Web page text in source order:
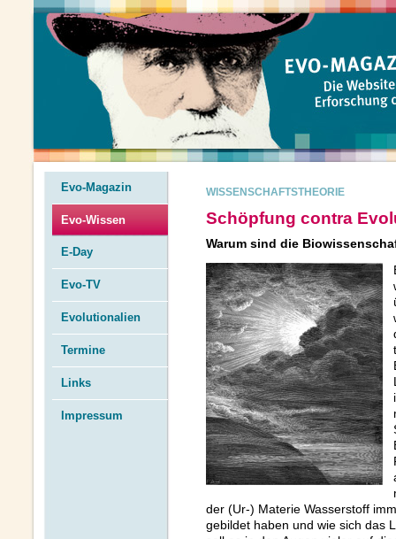
Evo-Magazin
Evo-Wissen
E-Day
Evo-TV
Evolutionalien
Termine
Links
Impressum
WISSENSCHAFTSTHEORIE
Schöpfung contra
Warum sind die
der (Ur-) Materie Wasserstoff
gebildet haben und wie sich das